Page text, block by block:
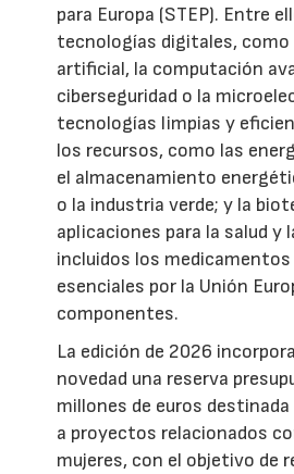
para Europa (STEP). Entre
tecnologías digitales,
artificial, la computación
ciberseguridad o la
tecnologías limpias y
los recursos, como las
el almacenamiento
o la industria verde; y la
aplicaciones para la salud y
incluidos los
esenciales por la Unión
componentes.
La edición de 2026
novedad una reserva
millones de euros
a proyectos relacionados
mujeres, con el objetivo de